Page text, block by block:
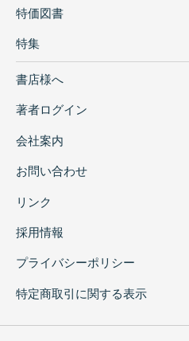
特価図書
特集
書店様へ
著者ログイン
会社案内
お問い合わせ
リンク
採用情報
プライバシーポリシー
特定商取引に関する表示